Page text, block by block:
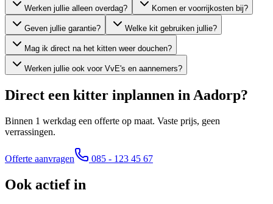
Werken jullie alleen overdag? Komen er voorrijkosten bij?
Geven jullie garantie? Welke kit gebruiken jullie?
Mag ik direct na het kitten weer douchen?
Werken jullie ook voor VvE's en aannemers?
Direct een kitter inplannen in Aadorp?
Binnen 1 werkdag een offerte op maat. Vaste prijs, geen
verrassingen.
Offerte aanvragen 085 - 123 45 67
Ook actief in